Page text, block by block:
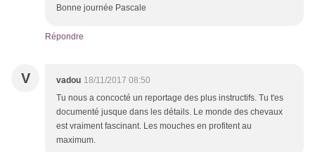
Bonne journée Pascale
Répondre
V vadou 18/11/2017 08:50
Tu nous a concocté un reportage des plus instructifs. Tu t'es
documenté jusque dans les détails. Le monde des chevaux
est vraiment fascinant. Les mouches en profitent au
maximum.